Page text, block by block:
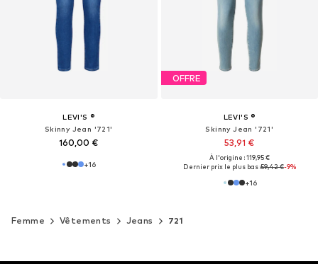
LEVI'S ®
Skinny Jean '721'
160,00 €
+16
OFFRE
LEVI'S ®
Skinny Jean '721'
53,91 €
À l'origine : 119,95 €
Dernier prix le plus bas :59,42 €-9%
+16
Femme Vêtements Jeans 721